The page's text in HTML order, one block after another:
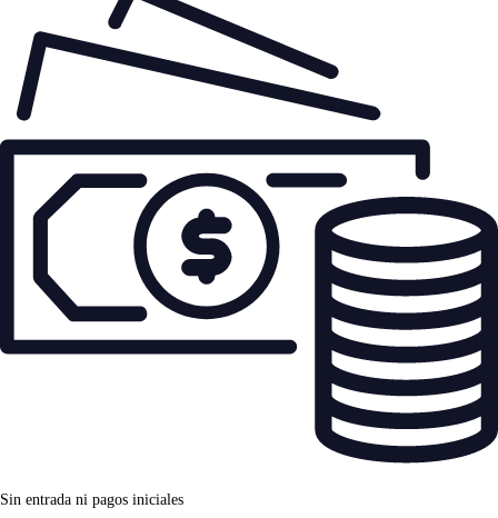
Sin entrada ni pagos iniciales